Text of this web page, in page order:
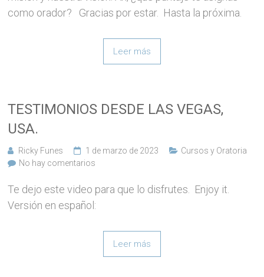
como orador? Gracias por estar. Hasta la próxima.
Leer más
TESTIMONIOS DESDE LAS VEGAS,
USA.
Ricky Funes 1 de marzo de 2023
Cursos y Oratoria
No hay comentarios
Te dejo este video para que lo disfrutes. Enjoy it.
Versión en español:
Leer más